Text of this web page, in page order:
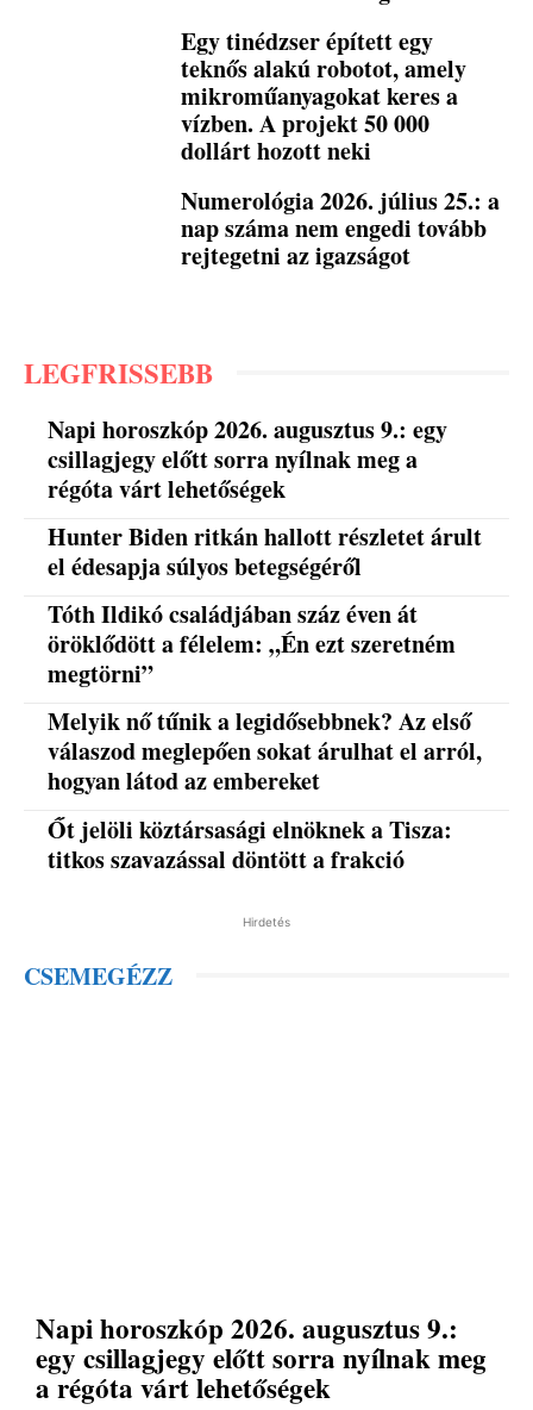
Egy tinédzser épített egy
teknős alakú robotot, amely
mikroműanyagokat keres a
vízben. A projekt 50 000
dollárt hozott neki
Numerológia 2026. július 25.: a
nap száma nem engedi tovább
rejtegetni az igazságot
LEGFRISSEBB
Napi horoszkóp 2026. augusztus 9.: egy
csillagjegy előtt sorra nyílnak meg a
régóta várt lehetőségek
Hunter Biden ritkán hallott részletet árult
el édesapja súlyos betegségéről
Tóth Ildikó családjában száz éven át
öröklődött a félelem: „Én ezt szeretném
megtörni”
Melyik nő tűnik a legidősebbnek? Az első
válaszod meglepően sokat árulhat el arról,
hogyan látod az embereket
Őt jelöli köztársasági elnöknek a Tisza:
titkos szavazással döntött a frakció
Hirdetés
CSEMEGÉZZ
Napi horoszkóp 2026. augusztus 9.:
egy csillagjegy előtt sorra nyílnak meg
a régóta várt lehetőségek